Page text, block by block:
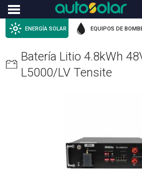
Menu
ENERGÍA SOLAR EQUIPOS DE
Batería Litio 4.8kWh
L5000/LV Tensite